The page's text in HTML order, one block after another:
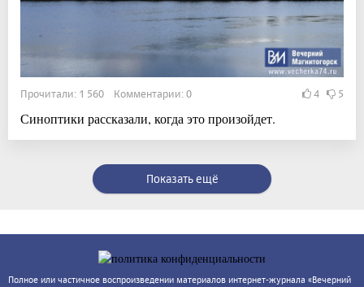
Прочитали: 1 560 Комментарии: 0 4 5
Синоптики рассказали, когда это произойдет.
Показать ещё
Полное или частичное воспроизведении материалов интернет-журнала «Вечерний